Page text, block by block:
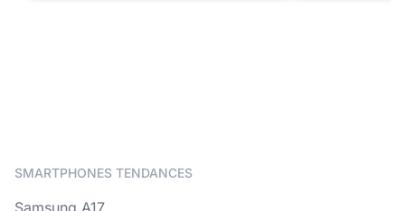
SMARTPHONES TENDANCES